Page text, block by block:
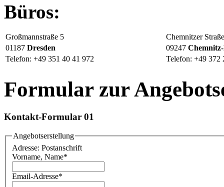
Büros:
Großmannstraße 5
Chemnitzer
01187 Dresden 09247
Telefon: +49 351 40 41 972
Telefon: +49 372
Formular zur
Kontakt-Formular 01
Angebotserstellung
Adresse: Postanschrift
Vorname, Name*
Email-Adresse*